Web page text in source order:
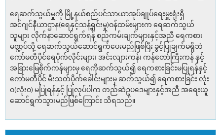
ရေဆက်သွယ်မှုကို မြို့နယ်စည်ပင်သာယာအုပ်ချုပ်ရေးမှူးရုံးရှိ
အင်ဂျင်နီယာဌာန(ရေနှင့်သန့်ရှင်းမှု)ဝန်ထမ်းများက ရေဆက်သွယ်
သူများ လိုက်နာဆောင်ရွက်ရန် စည်ကမ်းချက်များနှင့်အညီ ရေကစား
မဏ္ဍပ်သို့ ရေဆက်သွယ်ဆောင်ရွက်ပေးမည်ဖြစ်ပြီး ခွင့်ပြုချက်မရှိဘဲ
ကော်မတီပိုင်ရေပိုက်လိုင်းများ၊ အင်းလျားကန်၊ ကန်တော်ကြီးကန် နှင့်
အခြားမြေစိုက်ကန်များမှ ရေကိုဆက်သွယ်၍ ရေကစားခြင်းမပြုရန်နှင့်
ကော်မတီပိုင် မီးသတ်ပိုက်ခေါင်းများမှ ဆက်သွယ်၍ ရေကစားခြင်း လုံး
ဝ(လုံးဝ) မပြုရန်နှင့် ပြုလုပ်ပါက တည်ဆဲဥပဒေများနှင့်အညီ အရေးယူ
ဆောင်ရွက်သွားမည်ဖြစ်ကြောင်း သိရသည်။